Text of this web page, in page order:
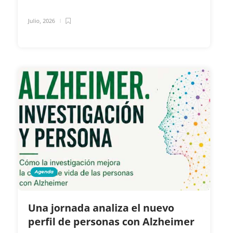
Julio, 2026
Agenda
Una jornada analiza el nuevo
perfil de personas con Alzheimer